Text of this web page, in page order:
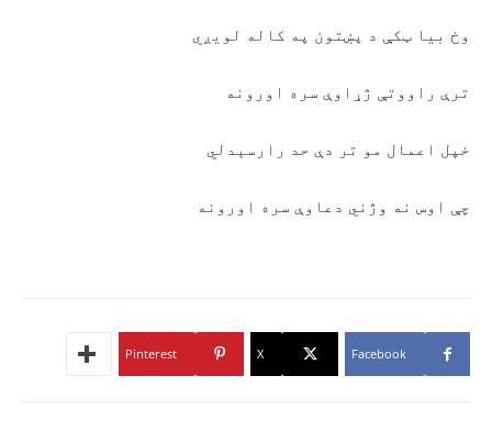
وخ بيا ټکې د پښتون په کاله لويږي
ترې راووتې ژړاوې سره اورونه
خپل اعمال مو تر دې حد رارسېدلي
چې اوس نه وژني دعاوې سره اورونه
Facebook
X
Pinterest